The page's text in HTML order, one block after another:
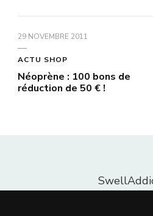
29 NOVEMBRE 2011
ACTU SHOP
Néoprène : 100 bons de
réduction de 50 € !